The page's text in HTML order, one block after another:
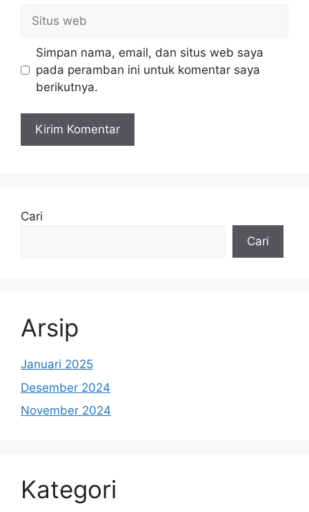
web
Simpan nama, email, dan situs web saya
pada peramban ini untuk komentar saya
berikutnya.
Cari
Cari
Arsip
Januari 2025
Desember 2024
November 2024
Kategori